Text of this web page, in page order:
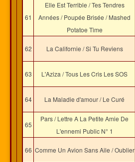
61
Elle Est Terrible / Tes Tendres
Années / Poupée Brisée / Mashed
Potatoe Time
62 La Californie / Si Tu Reviens
63 L'Aziza / Tous Les Cris Les SOS
64 La Maladie d'amour / Le Curé
65
Pars / Lettre A La Petite Amie De
L'ennemi Public N° 1
66 Comme Un Avion Sans Aile / Oublier